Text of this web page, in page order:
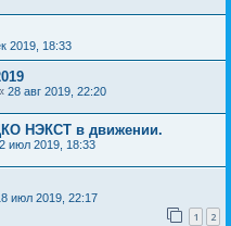
2019, 18:33
28 авг 2019, 22:20
НЭКСТ в движении.
июл 2019, 18:33
июл 2019, 22:17
1 2